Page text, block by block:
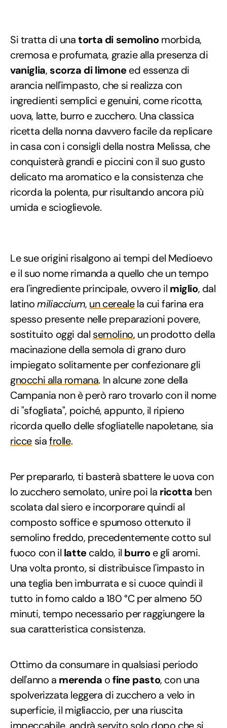
Si tratta di unatorta di semolinomorbida,
cremosa e profumata, grazie alla presenza di
vaniglia, scorza di limoneed essenza di
arancia nell'impasto, che si realizza con
ingredienti semplici e genuini, come ricotta,
uova, latte, burro e zucchero. Una classica
ricetta della nonna davvero facile da replicare
in casa con i consigli della nostra Melissa, che
conquisterà grandi e piccini con il suo gusto
delicato ma aromatico e la consistenza che
ricorda la polenta, pur risultando ancora più
umida e scioglievole.
Le sue origini risalgono ai tempi del Medioevo
e il suo nome rimanda a quello che un tempo
era l'ingrediente principale, ovvero il miglio, dal
latinomiliaccium, un cerealela cui farina era
spesso presente nelle preparazioni povere,
sostituito oggi dal semolino, un prodotto della
macinazione della semola di grano duro
impiegato solitamente per confezionare gli
gnocchi alla romana. In alcune zone della
Campania non è però raro trovarlo con il nome
di "sfogliata", poiché, appunto, il ripieno
ricorda quello delle sfogliatelle napoletane, sia
ricce siafrolle.
Per prepararlo, ti basterà sbattere le uova con
lo zucchero semolato, unire poi la ricotta ben
scolata dal siero e incorporare quindi al
composto soffice e spumoso ottenuto il
semolino freddo, precedentemente cotto sul
fuoco con il lattecaldo, il burroe gli aromi.
Una volta pronto, si distribuisce l'impasto in
una teglia ben imburrata e si cuoce quindi il
tutto in forno caldo a 180 °C per almeno 50
minuti, tempo necessario per raggiungere la
sua caratteristica consistenza.
Ottimo da consumare in qualsiasi periodo
dell'anno a merenda ofine pasto, con una
spolverizzata leggera di zucchero a velo in
superficie, il migliaccio, per una riuscita